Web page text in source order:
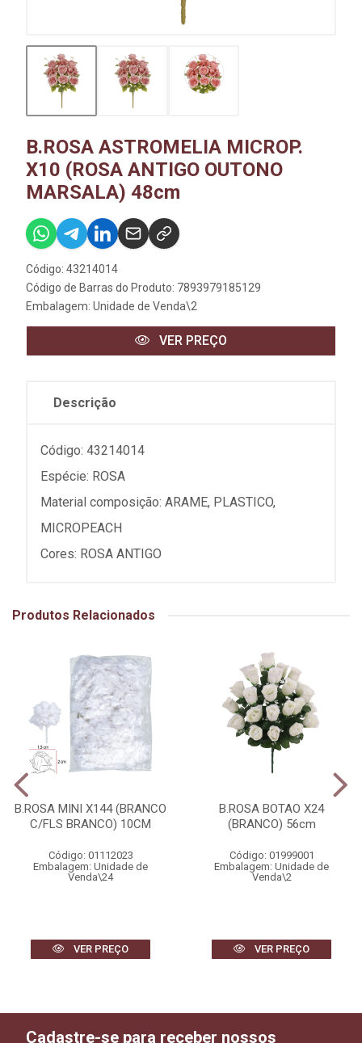
B.ROSA ASTROMELIA MICROP.
X10 (ROSA ANTIGO OUTONO
MARSALA) 48cm
Código: 43214014
Código de Barras do Produto: 7893979185129
Embalagem: Unidade de Venda\2
VER PREÇO
Descrição
Código: 43214014
Espécie: ROSA
Material composição: ARAME, PLASTICO,
MICROPEACH
Cores: ROSA ANTIGO
Produtos Relacionados
B.ROSA MINI X144 (BRANCO
C/FLS BRANCO) 10CM
Código: 01112023
Embalagem: Unidade de
Venda\24
VER PREÇO
B.ROSA BOTAO X24
(BRANCO) 56cm
Código: 01999001
Embalagem: Unidade de
Venda\2
VER PREÇO
Cadastre-se para receber nossos